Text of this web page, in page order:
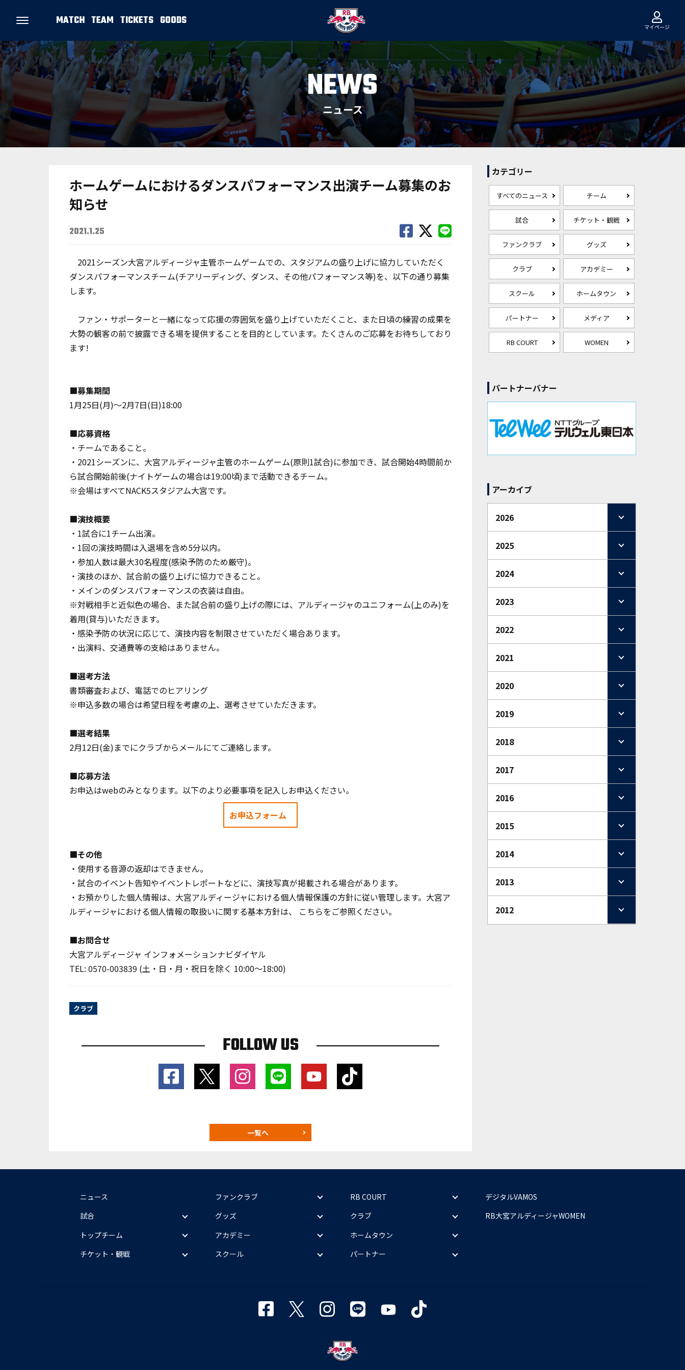
MATCH TEAM TICKETS GOODS マイページ
NEWS
ニュース
ホームゲームにおけるダンスパフォーマンス出演チーム募集のお
知らせ
2021.1.25
2021シーズン大宮アルディージャ主管ホームゲームでの、スタジアムの盛り上げに協力していただく
ダンスパフォーマンスチーム(チアリーディング、ダンス、その他パフォーマンス等)を、以下の通り募集
します。
ファン・サポーターと一緒になって応援の雰囲気を盛り上げていただくこと、また日頃の練習の成果を
大勢の観客の前で披露できる場を提供することを目的としています。たくさんのご応募をお待ちしており
ます!
■募集期間
1月25日(月)～2月7日(日)18:00
■応募資格
・チームであること。
・2021シーズンに、大宮アルディージャ主管のホームゲーム(原則1試合)に参加でき、試合開始4時間前か
ら試合開始前後(ナイトゲームの場合は19:00頃)まで活動できるチーム。
※会場はすべてNACK5スタジアム大宮です。
■演技概要
・1試合に1チーム出演。
・1回の演技時間は入退場を含め5分以内。
・参加人数は最大30名程度(感染予防のため厳守)。
・演技のほか、試合前の盛り上げに協力できること。
・メインのダンスパフォーマンスの衣装は自由。
※対戦相手と近似色の場合、また試合前の盛り上げの際には、アルディージャのユニフォーム(上のみ)を
着用(貸与)いただきます。
・感染予防の状況に応じて、演技内容を制限させていただく場合あります。
・出演料、交通費等の支給はありません。
■選考方法
書類審査および、電話でのヒアリング
※申込多数の場合は希望日程を考慮の上、選考させていただきます。
■選考結果
2月12日(金)までにクラブからメールにてご連絡します。
■応募方法
お申込はwebのみとなります。以下のより必要事項を記入しお申込ください。
お申込フォーム
■その他
・使用する音源の返却はできません。
・試合のイベント告知やイベントレポートなどに、演技写真が掲載される場合があります。
・お預かりした個人情報は、大宮アルディージャにおける個人情報保護の方針に従い管理します。大宮ア
ルディージャにおける個人情報の取扱いに関する基本方針は、 こちらをご参照ください。
■お問合せ
大宮アルディージャ インフォメーションナビダイヤル
TEL: 0570-003839 (土・日・月・祝日を除く 10:00〜18:00)
クラブ
FOLLOW US
一覧へ
カテゴリー
すべてのニュース チーム
試合 チケット・観戦
ファンクラブ グッズ
クラブ アカデミー
スクール ホームタウン
パートナー メディア
RB COURT WOMEN
パートナーバナー
アーカイブ
2026
2025
2024
2023
2022
2021
2020
2019
2018
2017
2016
2015
2014
2013
2012
ニュース
試合
トップチーム
チケット・観戦
ファンクラブ
グッズ
アカデミー
スクール
RB COURT
クラブ
ホームタウン
パートナー
デジタルVAMOS
RB大宮アルディージャWOMEN